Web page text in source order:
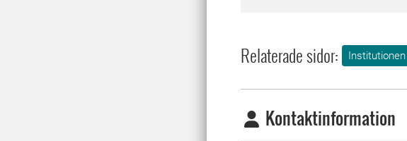
Relaterade sidor:
Kontaktinformation